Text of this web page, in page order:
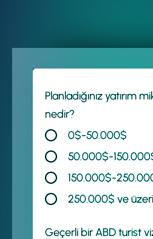
Planladığınız yatırım
nedir?
0$-50.000$
50.000$-
150.000$-
250.000$ ve üzeri
Geçerli bir ABD turist